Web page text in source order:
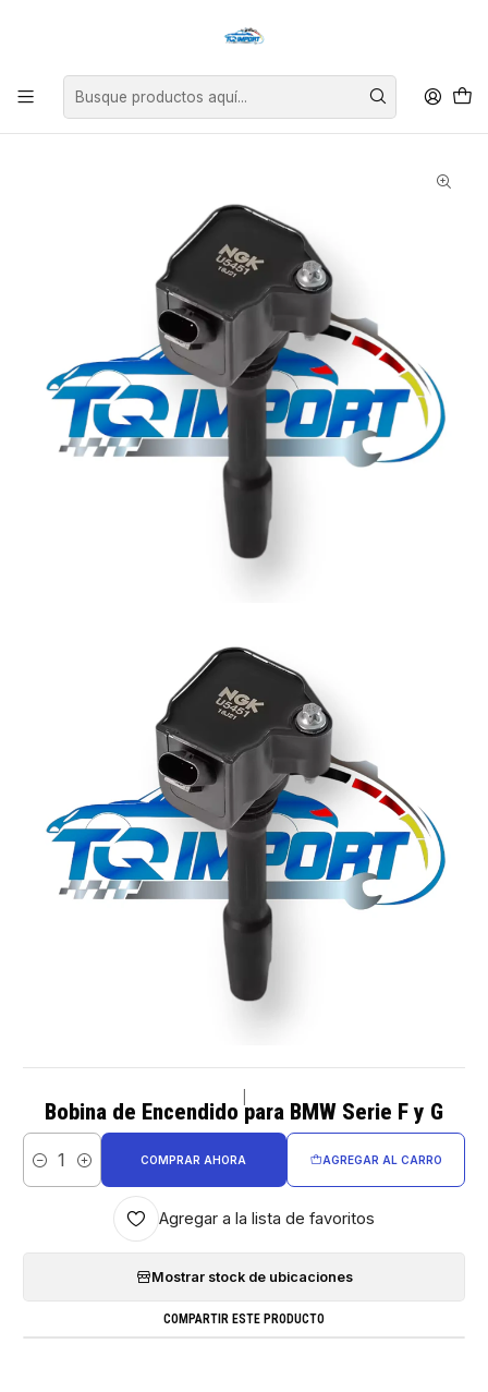
Asesoría personalizada para encontrar el repuesto perfecto para tu
Inicio BMW Bobina de Encendido para BMW Serie F y G
Bobina de Encendido para BMW Serie F y G
Cantidad
AGREGAR AL CARRO
COMPRAR AHORA
Agregar a la lista de favoritos
Mostrar stock de ubicaciones
COMPARTIR ESTE PRODUCTO